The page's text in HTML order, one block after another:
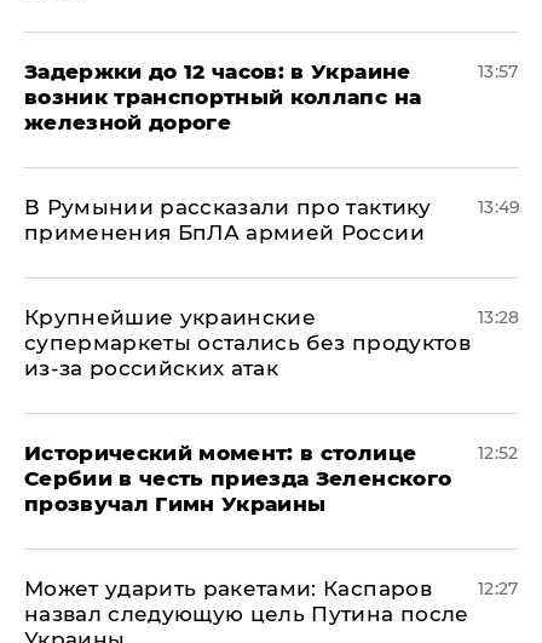
Задержки до 12 часов: в Украине
возник транспортный коллапс на
железной дороге
13:57
В Румынии рассказали про тактику
применения БпЛА армией России
13:49
Крупнейшие украинские
супермаркеты остались без продуктов
из-за российских атак
13:28
Исторический момент: в столице
Сербии в честь приезда Зеленского
прозвучал Гимн Украины
12:52
Может ударить ракетами: Каспаров
назвал следующую цель Путина после
12:27